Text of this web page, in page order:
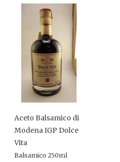
Aceto Balsamico di
Modena IGP Dolce
Vita
Balsamico 250ml